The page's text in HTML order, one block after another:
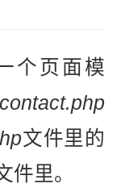
个页面模
文件里的
件里。